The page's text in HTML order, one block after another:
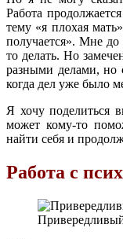
Работа
тему «я плохая
получается». Мне до
то делать. Но
разными делами, но
когда дел уже было
Я хочу поделиться
может кому-то
найти себя и
Работа с